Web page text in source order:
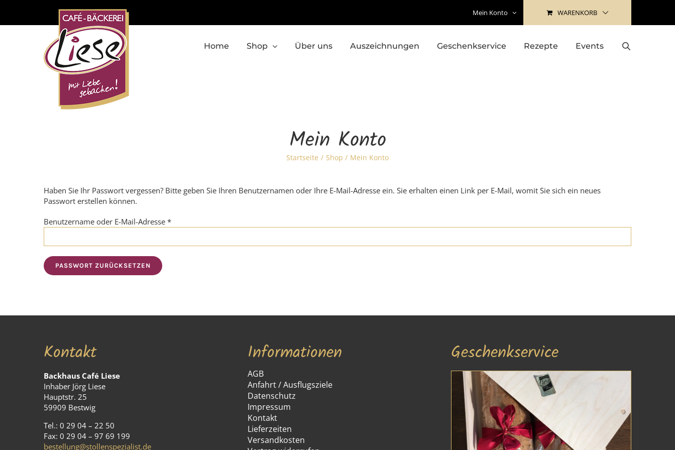
content
Mein Konto WARENKORB
Home Shop Über uns Auszeichnungen Geschenkservice Rezepte Events
Mein Konto
Startseite Shop Mein Konto
Haben Sie Ihr Passwort vergessen? Bitte geben Sie Ihren Benutzernamen oder Ihre E-Mail-Adresse ein. Sie erhalten einen Link per E-Mail, womit Sie sich ein neues
Passwort erstellen können.
Benutzername oder E-Mail-Adresse *Erforderlich
PASSWORT ZURÜCKSETZEN
Kontakt
Backhaus Café Liese
Inhaber Jörg Liese
Hauptstr. 25
59909 Bestwig
Tel.: 0 29 04 – 22 50
Fax: 0 29 04 – 97 69 199
bestellung@stollenspezialist.de
Informationen
AGB
Anfahrt / Ausflugsziele
Datenschutz
Impressum
Kontakt
Lieferzeiten
Versandkosten
Geschenkservice